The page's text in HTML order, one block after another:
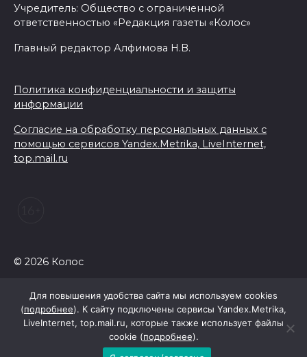
Учредитель: Общество с ограниченной
ответственностью «Редакция газеты «Колос»
Главный редактор Алфимова Н.В.
Политика конфиденциальности и защиты
информации
Согласие на обработку персональных данных с
помощью сервисов Yandex.Metrika, LiveInternet,
top.mail.ru
© 2026 Колос
Для повышения удобства сайта мы используем cookies
(подробнее). К сайту подключены сервисы Yandex.Metrika,
LiveInternet, top.mail.ru, которые также использует файлы
cookie (подробнее).